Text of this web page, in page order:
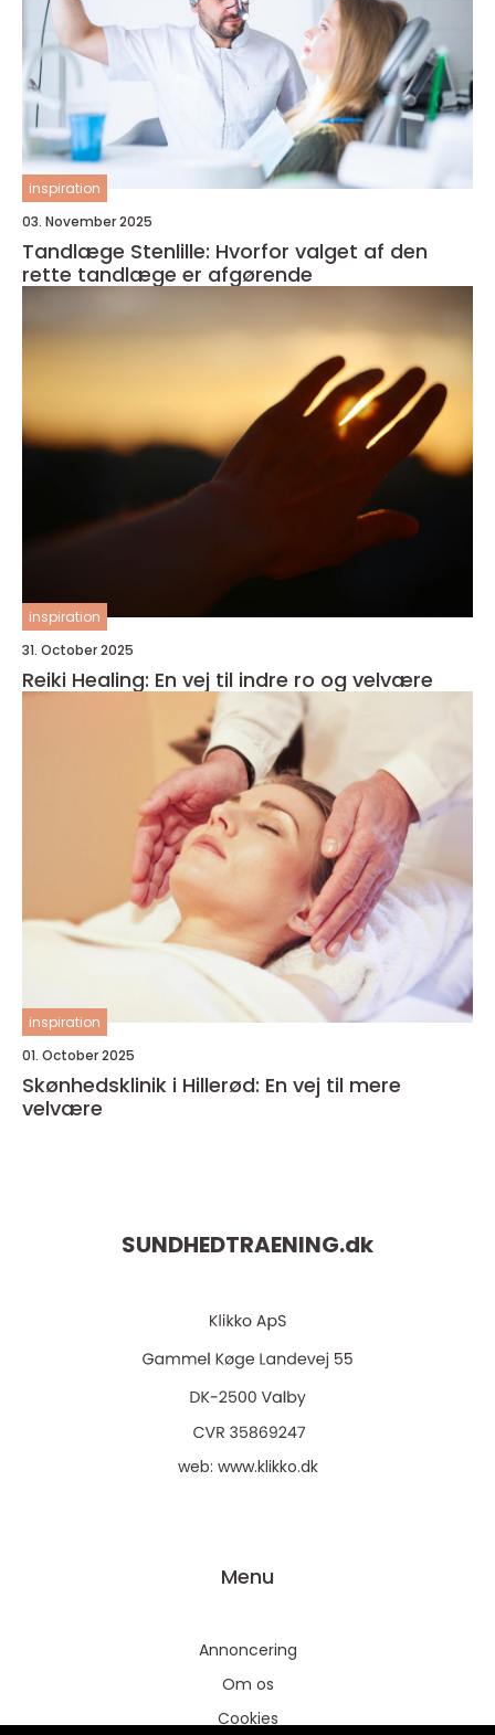
inspiration
03. November 2025
Tandlæge Stenlille: Hvorfor valget af den
rette tandlæge er afgørende
inspiration
31. October 2025
Reiki Healing: En vej til indre ro og velvære
inspiration
01. October 2025
Skønhedsklinik i Hillerød: En vej til mere
velvære
SUNDHEDTRAENING.dk
web: www.klikko.dk
Menu
Annoncering
Om os
Cookies